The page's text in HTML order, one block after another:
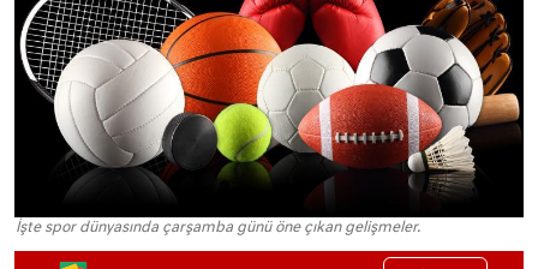
İşte spor dünyasında çarşamba günü öne çıkan gelişmeler.